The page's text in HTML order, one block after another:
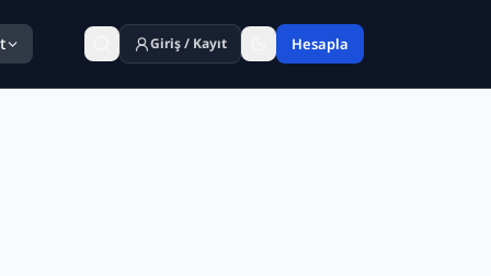
Giriş / Kayıt Hesapla